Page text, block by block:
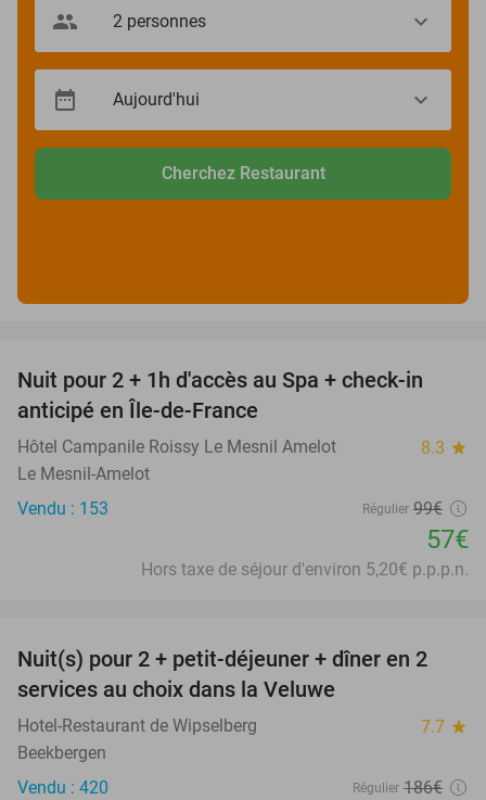
Cherchez Restaurant
42%
Nuit pour 2 + 1h d'accès au Spa + check-in
anticipé en Île-de-France
Hôtel Campanile Roissy Le Mesnil Amelot 8.3 star
Le Mesnil-Amelot
Vendu : 153
Régulier 99€
57€
Hors taxe de séjour d'environ 5,20€ p.p.p.n.
22%
Nuit(s) pour 2 + petit-déjeuner + dîner en 2
services au choix dans la Veluwe
Hotel-Restaurant de Wipselberg 7.7 star
Beekbergen
Vendu : 420
Régulier 186€